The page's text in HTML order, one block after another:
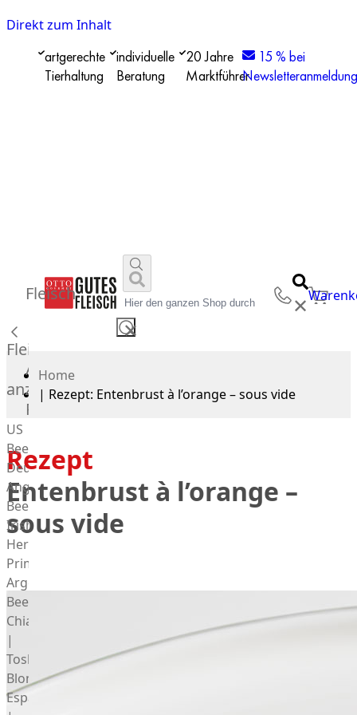
Direkt zum Inhalt
artgerechte
Tierhaltung
individuelle
Beratung
20 Jahre
Marktführer
15 % bei
Newsletteranmeldung
✕
✕
Fleisch
Fleisch
Alle
anzeigen
Rind
US
Beef
Deutsches
Angus
Beef
Irish
Hereford
Prime
Argentina
Beef
Chianina
|
Toskana
Blonda
Espanola
Home
| Rezept: Entenbrust à l’orange – sous vide
Rezept
Entenbrust à l’orange –
sous vide